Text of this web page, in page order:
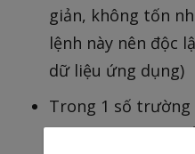
giản, không tốn
lệnh này nên độc
dữ liệu ứng dụng)
Trong 1 số trường
nhưng ứng dụng